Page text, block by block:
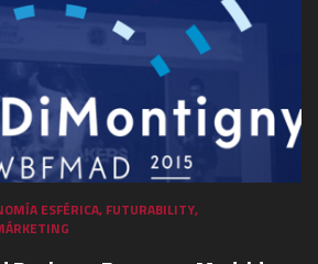
ESFÉRICA, FUTURABILITY,